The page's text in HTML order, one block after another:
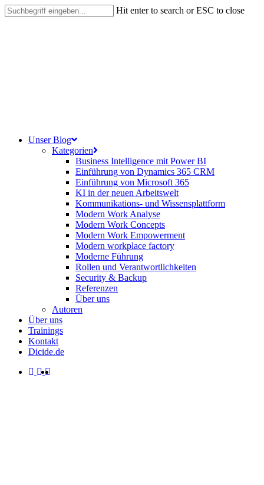
Skip
to
Hit enter to search or ESC to close
search
Menu
Unser Blog
Kategorien
Business Intelligence mit Power BI
Einführung von Dynamics 365 CRM
Einführung von Microsoft 365
KI in der neuen Arbeitswelt
Kommunikations- und Wissensplattform
Modern Work Analyse
Modern Work Concepts
Modern Work Empowerment
Modern workplace factory
Moderne Führung
Rollen und Verantwortlichkeiten
Security & Backup
Referenzen
Über uns
Autoren
Über uns
Trainings
Kontakt
Dicide.de
facebook
linkedin
instagram